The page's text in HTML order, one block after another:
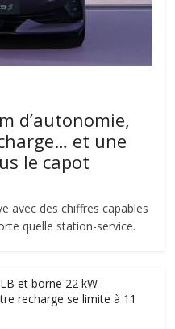
d’autonomie,
et une
le capot
avec des chiffres capables
quelle station-service.
et borne 22 kW :
recharge se limite à 11